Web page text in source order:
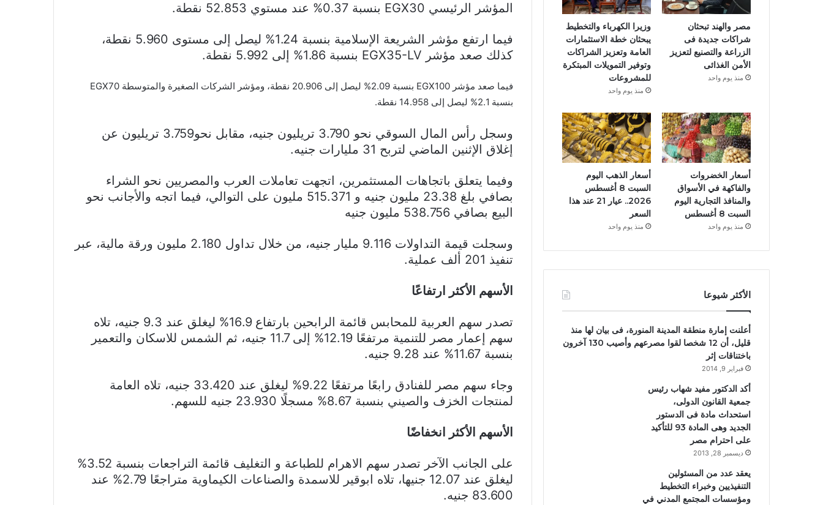
المؤشر الرئيسي EGX30 بنسبة 0.37% عند مستوي 52.853 نقطة.
فيما ارتفع مؤشر الشريعة الإسلامية بنسبة 1.24% ليصل إلى مستوى 5.960 نقطة،
كذلك صعد مؤشر EGX35-LV بنسبة 1.86% إلى 5.992 نقطة.
فيما صعد مؤشر EGX100 بنسبة 2.09% ليصل إلى 20.906 نقطة، ومؤشر الشركات الصغيرة والمتوسطة EGX70
بنسبة 2.1% ليصل إلى 14.958 نقطة.
وسجل رأس المال السوقي نحو 3.790 تريليون جنيه، مقابل نحو3.759 تريليون عن
إغلاق الإثنين الماضي لتربح 31 مليارات جنيه.
وفيما يتعلق باتجاهات المستثمرين، اتجهت تعاملات العرب والمصريين نحو الشراء
بصافي بلغ 23.38 مليون جنيه و 515.371 مليون على التوالي، فيما اتجه والأجانب نحو
البيع بصافي 538.756 مليون جنيه
وسجلت قيمة التداولات 9.116 مليار جنيه، من خلال تداول 2.180 مليون ورقة مالية، عبر
تنفيذ 201 ألف عملية.
الأسهم الأكثر ارتفاعًا
تصدر سهم العربية للمحابس قائمة الرابحين بارتفاع 16.9% ليغلق عند 9.3 جنيه، تلاه
سهم إعمار مصر للتنمية مرتفعًا 12.19% إلى 11.7 جنيه، ثم الشمس للاسكان والتعمير
بنسبة 11.67% عند 9.28 جنيه.
وجاء سهم مصر للفنادق رابعًا مرتفعًا 9.22% ليغلق عند 33.420 جنيه، تلاه العامة
لمنتجات الخزف والصيني بنسبة 8.67% مسجلًا 23.930 جنيه للسهم.
الأسهم الأكثر انخفاضًا
على الجانب الآخر تصدر سهم الاهرام للطباعة و التغليف قائمة التراجعات بنسبة 3.52%
ليغلق عند 12.07 جنيها، تلاه ابوقير للاسمدة والصناعات الكيماوية متراجعًا 2.79% عند
83.600 جنيه.
مصر والهند تبحثان
شراكات جديدة فى
الزراعة والتصنيع لتعزيز
الأمن الغذائى
منذ يوم واحد
وزيرا الكهرباء والتخطيط
يبحثان خطة الاستثمارات
العامة وتعزيز الشراكات
وتوفير التمويلات المبتكرة
للمشروعات
منذ يوم واحد
أسعار الخضروات
والفاكهة في الأسواق
والمنافذ التجارية اليوم
السبت 8 أغسطس
منذ يوم واحد
أسعار الذهب اليوم
السبت 8 أغسطس
2026.. عيار 21 عند هذا
السعر
منذ يوم واحد
الأكثر شيوعا
أعلنت إمارة منطقة المدينة المنورة، فى بيان لها منذ
قليل، أن 12 شخصا لقوا مصرعهم وأصيب 130 آخرون
باختناقات إثر
فبراير 9, 2014
أكد الدكتور مفيد شهاب رئيس
جمعية القانون الدولى،
استحداث مادة فى الدستور
الجديد وهى المادة 93 للتأكيد
على احترام مصر
ديسمبر 28, 2013
يعقد عدد من المسئولين
التنفيذيين وخبراء التخطيط
ومؤسسات المجتمع المدني في